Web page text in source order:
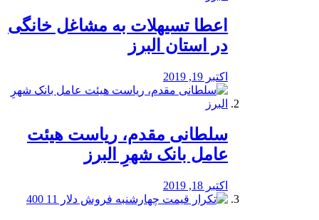
️اعطا تسیهلات به مشاغل خانگی
در استان البرز
اکتبر 19, 2019
سلطانی مقدم، ریاست هیئت
عامل بانک شهرِ البرز
اکتبر 18, 2019